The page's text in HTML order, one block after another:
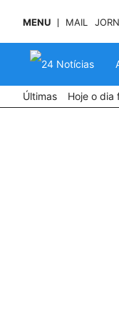
MENU MAIL
Últimas Hoje o dia